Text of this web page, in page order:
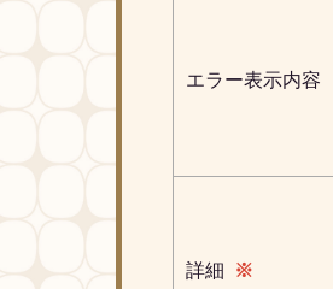
エラー表示内容
詳細 ※